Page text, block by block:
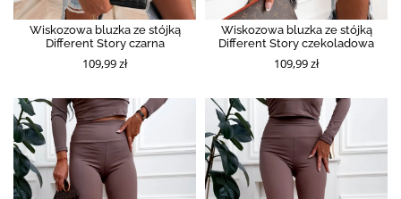
Wiskozowa bluzka ze stójką
Different Story czarna
109,99 zł
Wiskozowa bluzka ze stójką
Different Story czekoladowa
109,99 zł